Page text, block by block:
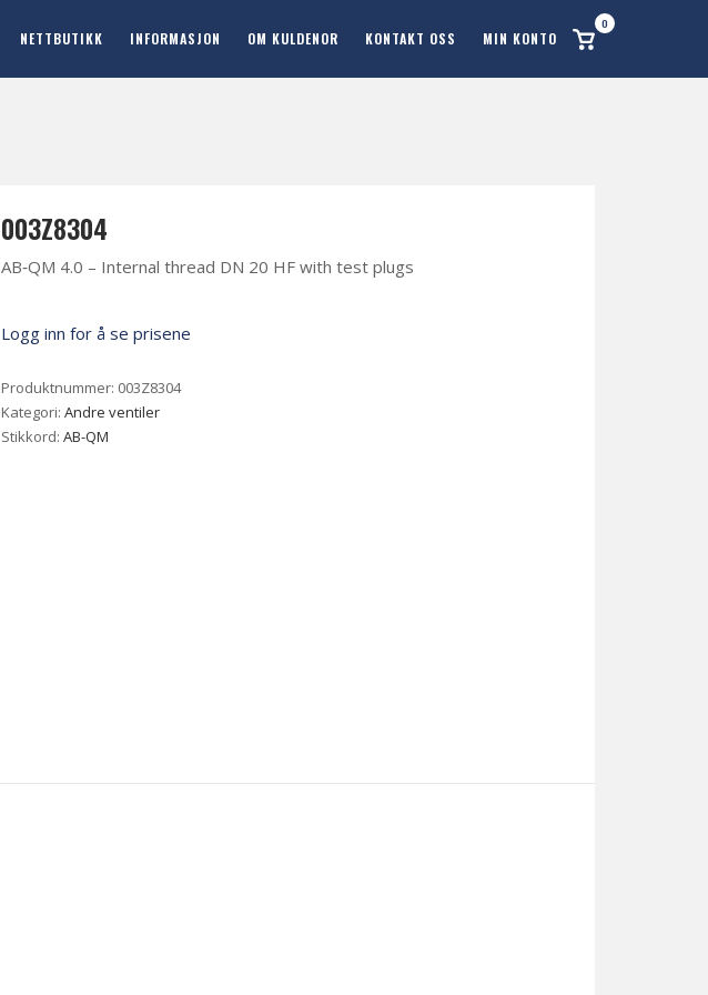
NETTBUTIKK INFORMASJON OM KULDENOR KONTAKT OSS MIN KONTO
Se 0
003Z8304
AB‐QM 4.0 – Internal thread DN 20 HF with test plugs
Logg inn for å se prisene
Produktnummer: 003Z8304
Kategori:Andre ventiler
Stikkord:AB-QM